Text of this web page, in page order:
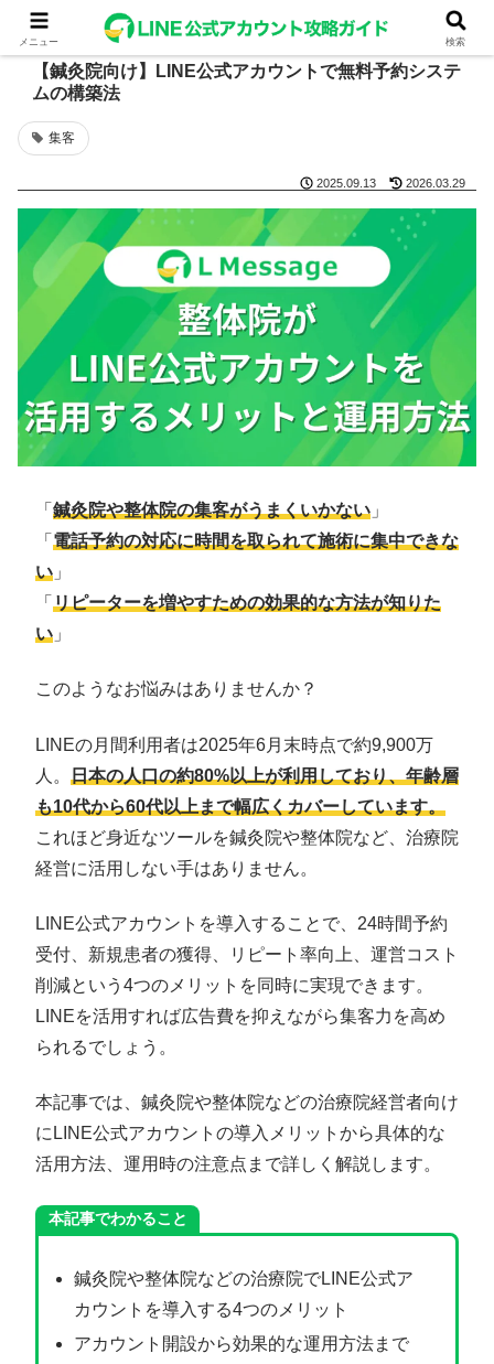
【鍼灸院向け】LINE公式アカウントで無料予約システ
ムの構築法
集客
2025.09.13 2026.03.29
「 鍼灸院や整体院の集客がうまくいかない 」
「 電話予約の対応に時間を取られて施術に集中できな
い 」
「 リピーターを増やすための効果的な方法が知りた
い 」
このようなお悩みはありませんか？
LINEの月間利用者は2025年6月末時点で約9,900万
人。 日本の人口の約80%以上が利用しており、年齢層
も10代から60代以上まで幅広くカバーしています。
これほど身近なツールを鍼灸院や整体院など、治療院
経営に活用しない手はありません。
LINE公式アカウントを導入することで、24時間予約
受付、新規患者の獲得、リピート率向上、運営コスト
削減という4つのメリットを同時に実現できます。
LINEを活用すれば広告費を抑えながら集客力を高め
られるでしょう。
本記事では、鍼灸院や整体院などの治療院経営者向け
にLINE公式アカウントの導入メリットから具体的な
活用方法、運用時の注意点まで詳しく解説します。
本記事でわかること
鍼灸院や整体院などの治療院でLINE公式ア
カウントを導入する4つのメリット
アカウント開設から効果的な運用方法まで
メニュー 検索